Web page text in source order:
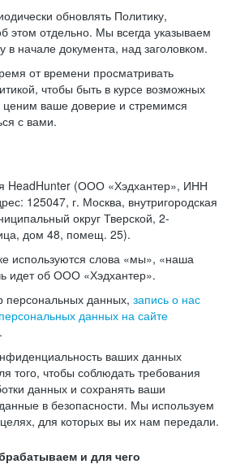
обновлять Политику,
этом отдельно. Мы всегда указываем
в начале документа, над заголовком.
от времени просматривать
чтобы быть в курсе возможных
ваше доверие и стремимся
с вами.
(ООО «Хэдхантер», ИНН
125047, г. Москва, внутригородская
округ Тверской, 2-
дом 48, помещ. 25).
используются слова «мы», «наша
идет об ООО «Хэдхантер».
данных, запись о нас
данных на сайте
.
ваших данных
того, чтобы соблюдать требования
данных и сохранять ваши
в безопасности. Мы используем
целях, для которых вы их нам передали.
и для чего